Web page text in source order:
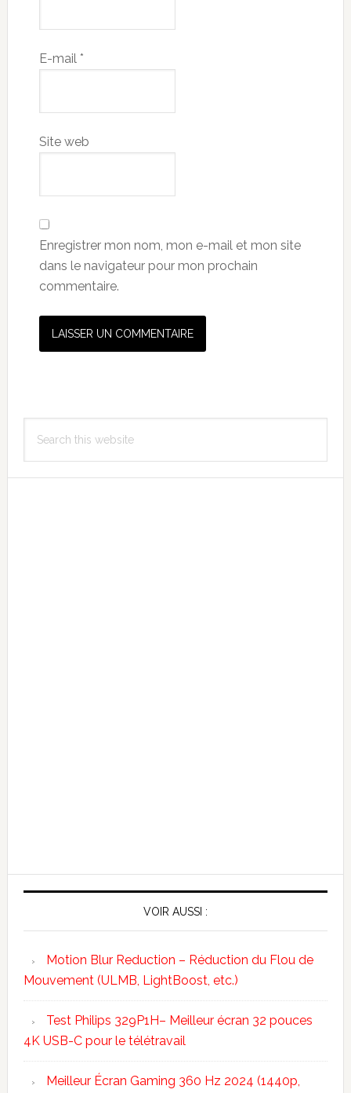
E-mail *
Site web
Enregistrer mon nom, mon e-mail et mon site
dans le navigateur pour mon prochain
commentaire.
Primary
Sidebar
this
VOIR AUSSI :
Motion Blur Reduction – Réduction du Flou de
Mouvement (ULMB, LightBoost, etc.)
Test Philips 329P1H– Meilleur écran 32 pouces
4K USB-C pour le télétravail
Meilleur Écran Gaming 360 Hz 2024 (1440p,